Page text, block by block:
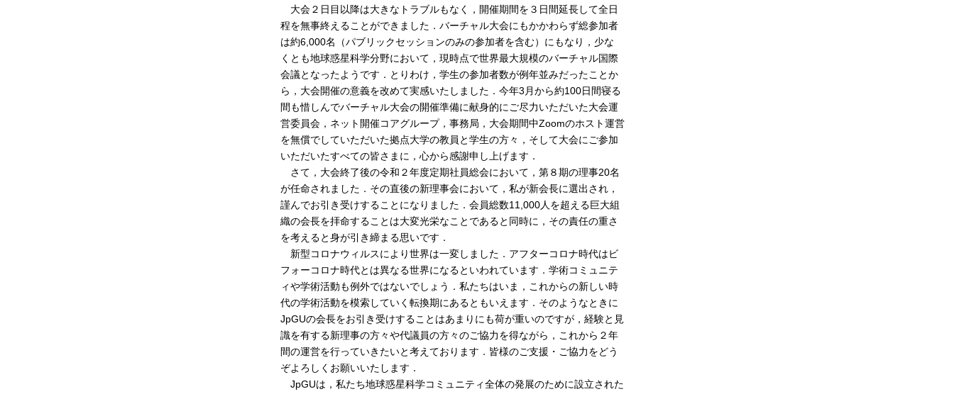
大会２日目以降は大きなトラブルもなく，開催期間を３日間延長して全日
程を無事終えることができました．バーチャル大会にもかかわらず総参加者
は約6,000名（パブリックセッションのみの参加者を含む）にもなり，少な
くとも地球惑星科学分野において，現時点で世界最大規模のバーチャル国際
会議となったようです．とりわけ，学生の参加者数が例年並みだったことか
ら，大会開催の意義を改めて実感いたしました．今年3月から約100日間寝る
間も惜しんでバーチャル大会の開催準備に献身的にご尽力いただいた大会運
営委員会，ネット開催コアグループ，事務局，大会期間中Zoomのホスト運営
を無償でしていただいた拠点大学の教員と学生の方々，そして大会にご参加
いただいたすべての皆さまに，心から感謝申し上げます．
さて，大会終了後の令和２年度定期社員総会において，第８期の理事20名
が任命されました．その直後の新理事会において，私が新会長に選出され，
謹んでお引き受けすることになりました．会員総数11,000人を超える巨大組
織の会長を拝命することは大変光栄なことであると同時に，その責任の重さ
を考えると身が引き締まる思いです．
新型コロナウィルスにより世界は一変しました．アフターコロナ時代はビ
フォーコロナ時代とは異なる世界になるといわれています．学術コミュニテ
ィや学術活動も例外ではないでしょう．私たちはいま，これからの新しい時
代の学術活動を模索していく転換期にあるともいえます．そのようなときに
JpGUの会長をお引き受けすることはあまりにも荷が重いのですが，経験と見
識を有する新理事の方々や代議員の方々のご協力を得ながら，これから２年
間の運営を行っていきたいと考えております．皆様のご支援・ご協力をどう
ぞよろしくお願いいたします．
JpGUは，私たち地球惑星科学コミュニティ全体の発展のために設立された